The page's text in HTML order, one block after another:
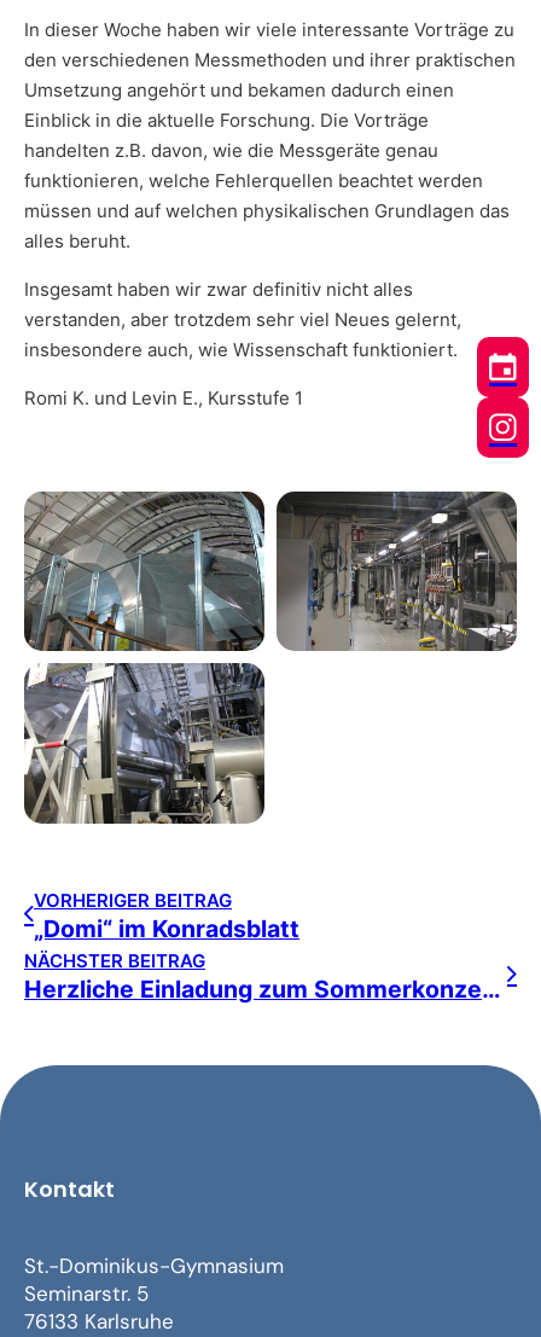
In dieser Woche haben wir viele interessante Vorträge zu
den verschiedenen Messmethoden und ihrer praktischen
Umsetzung angehört und bekamen dadurch einen
Einblick in die aktuelle Forschung. Die Vorträge
handelten z.B. davon, wie die Messgeräte genau
funktionieren, welche Fehlerquellen beachtet werden
müssen und auf welchen physikalischen Grundlagen das
alles beruht.
Insgesamt haben wir zwar definitiv nicht alles
verstanden, aber trotzdem sehr viel Neues gelernt,
insbesondere auch, wie Wissenschaft funktioniert.
Romi K. und Levin E., Kursstufe 1
VORHERIGER BEITRAG
„Domi“ im Konradsblatt
NÄCHSTER BEITRAG
Herzliche Einladung zum Sommerkonzert im Juni!
Kontakt
St.-Dominikus-Gymnasium
Seminarstr. 5
76133 Karlsruhe